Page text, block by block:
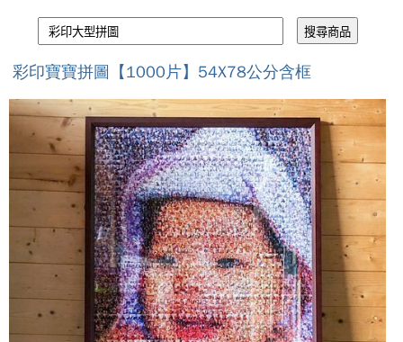
彩印寶寶拼圖【1000片】54X78公分含框